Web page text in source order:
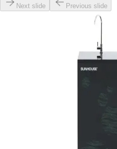
Next slide Previous slide